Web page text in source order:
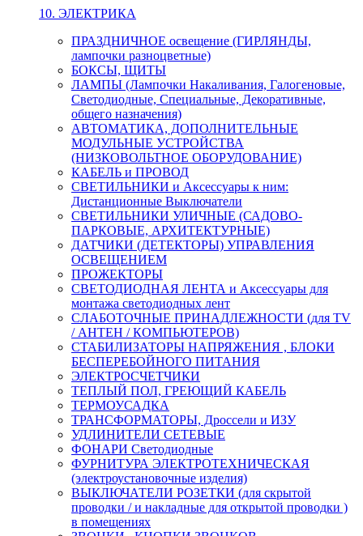
10. ЭЛЕКТРИКА
ПРАЗДНИЧНОЕ освещение (ГИРЛЯНДЫ,
лампочки разноцветные)
БОКСЫ, ЩИТЫ
ЛАМПЫ (Лампочки Накаливания, Галогеновые,
Светодиодные, Специальные, Декоративные,
общего назначения)
АВТОМАТИКА, ДОПОЛНИТЕЛЬНЫЕ
МОДУЛЬНЫЕ УСТРОЙСТВА
(НИЗКОВОЛЬТНОЕ ОБОРУДОВАНИЕ)
КАБЕЛЬ и ПРОВОД
СВЕТИЛЬНИКИ и Аксессуары к ним:
Дистанционные Выключатели
СВЕТИЛЬНИКИ УЛИЧНЫЕ (САДОВО-
ПАРКОВЫЕ, АРХИТЕКТУРНЫЕ)
ДАТЧИКИ (ДЕТЕКТОРЫ) УПРАВЛЕНИЯ
ОСВЕЩЕНИЕМ
ПРОЖЕКТОРЫ
СВЕТОДИОДНАЯ ЛЕНТА и Аксессуары для
монтажа светодиодных лент
СЛАБОТОЧНЫЕ ПРИНАДЛЕЖНОСТИ (для TV
/ АНТЕН / КОМПЬЮТЕРОВ)
СТАБИЛИЗАТОРЫ НАПРЯЖЕНИЯ , БЛОКИ
БЕСПЕРЕБОЙНОГО ПИТАНИЯ
ЭЛЕКТРОСЧЕТЧИКИ
ТЕПЛЫЙ ПОЛ, ГРЕЮЩИЙ КАБЕЛЬ
ТЕРМОУСАДКА
ТРАНСФОРМАТОРЫ, Дроссели и ИЗУ
УДЛИНИТЕЛИ СЕТЕВЫЕ
ФОНАРИ Светодиодные
ФУРНИТУРА ЭЛЕКТРОТЕХНИЧЕСКАЯ
(электроустановочные изделия)
ВЫКЛЮЧАТЕЛИ РОЗЕТКИ (для скрытой
проводки / и накладные для открытой проводки )
в помещениях